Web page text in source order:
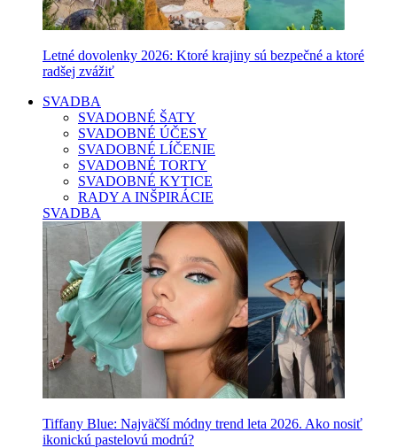
Letné dovolenky 2026: Ktoré krajiny sú bezpečné a ktoré
radšej zvážiť
SVADBA
SVADOBNÉ ŠATY
SVADOBNÉ ÚČESY
SVADOBNÉ LÍČENIE
SVADOBNÉ TORTY
SVADOBNÉ KYTICE
RADY A INŠPIRÁCIE
SVADBA
Tiffany Blue: Najväčší módny trend leta 2026. Ako nosiť
ikonickú pastelovú modrú?